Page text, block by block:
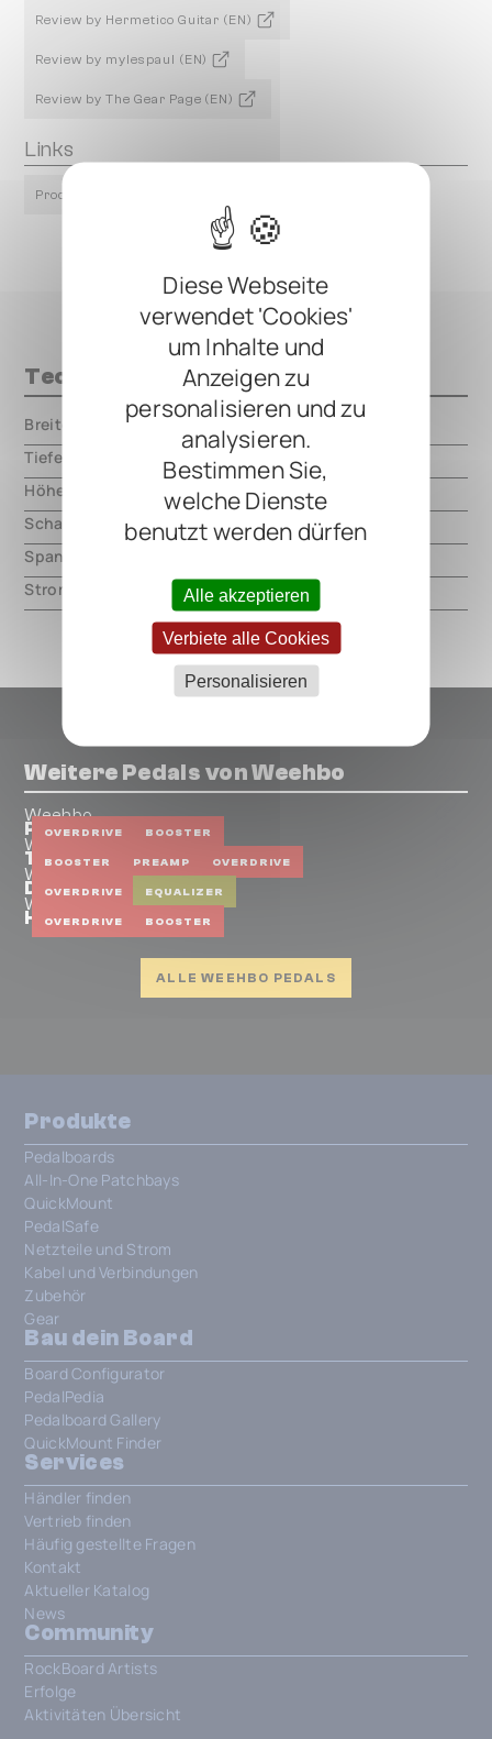
Diese Webseite
verwendet 'Cookies'
um Inhalte und
Anzeigen zu
personalisieren und zu
analysieren.
Bestimmen Sie,
welche Dienste
benutzt werden dürfen
Alle akzeptieren
Verbiete alle Cookies
Personalisieren
Review by Hermetico Guitar (EN)
Review by mylespaul (EN)
Review by The Gear Page (EN)
Links
Product Page
Technische Daten
Breite
000.00 mm
Tiefe
000.00 mm
Höhe
000.00 mm
Schaltungsart
analog
Spannung
Strom
14mA
Weitere Pedals von Weehbo
OVERDRIVE BOOSTER
Weehbo
Plexface
BOOSTER PREAMP OVERDRIVE
Weehbo
Tackleberry
OVERDRIVE EQUALIZER
Weehbo
Dumbledore
OVERDRIVE BOOSTER
Weehbo
Helldrive
ALLE WEEHBO PEDALS
Produkte
Pedalboards
All-In-One Patchbays
QuickMount
PedalSafe
Netzteile und Strom
Kabel und Verbindungen
Zubehör
Gear
Bau dein Board
Board Configurator
PedalPedia
Pedalboard Gallery
QuickMount Finder
Services
Händler finden
Vertrieb finden
Häufig gestellte Fragen
Kontakt
Aktueller Katalog
News
Community
RockBoard Artists
Erfolge
Aktivitäten Übersicht